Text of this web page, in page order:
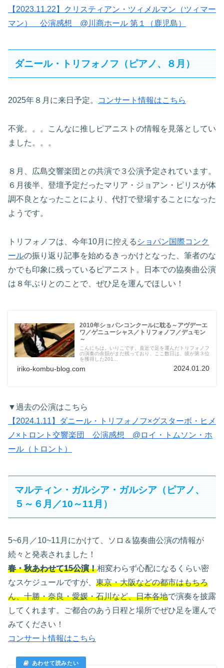
【2023.11.22】クリスティアン・ツィメルマン（ツィマー
マン） 公演感想 @川商ホール 第１（鹿児島）
ダニール・トリフォノフ（ピアノ、８月）
2025年８月に来日予定。 コンサート情報はこちら
不覚。。。こんなに推しピアニストの情報を見落としてい
ました。。。
８月、広島交響楽団との共演で３公演予定されています。
６月後半、登壇予定だったマリア・ジョアン・ピリスが体
調不良となったことにより、代打で登場することになった
ようです。
トリフォノフは、今年10月に控える ショパン国際コンク
ールの振り返り記事を始めるきっかけとなった、筆者のな
かでも印象に残っているピアニスト。日本での協奏曲公演
は８年ぶりとのことで、ぜひ足を運んでほしい！
2010年ショパンコンクールに耽る～アヴデーエ
ワ／ゲニューシャス／トリフォノフ／デュモン
～
こんにちは。いりこです。直近で足を運んだトリフォノフ
の演奏の余韻がまだ残っており、ここ数日は、彼が第３位
を獲得した201...
iriko-kombu-blog.com 2024.01.20
▼過去の公演はこちら
【2024.1.11】ダニール・トリフォノフ×グスターボ・ヒメ
ノ×トロント交響楽団 公演感想 @ロイ・トムソン・ホ
ール（トロント）
マルティン・ガルシア・ガルシア（ピアノ、
５～６月／10～11月）
5~6月／10~11月にかけて、ソロ＆協奏曲公演の情報が
続々と発表されました！
春・秋あわせて15公演！相変わらず心配になるくらい密
なスケジュールですが、 東京・大阪などの都市はもちろ
ん、十勝・奈良・愛媛・石川など、日本各地で演奏を披露
してくれます。ご都合のあう日程と場所でぜひ足を運んで
みてください！
コンサート情報はこちら